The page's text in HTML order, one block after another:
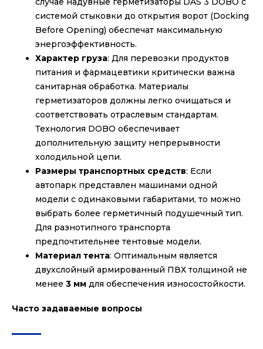
системой стыковки до открытия ворот (Docking
Before Opening) обеспечат максимальную
энергоэффективность.
Характер груза: Для перевозки продуктов
питания и фармацевтики критически важна
санитарная обработка. Материалы
герметизаторов должны легко очищаться и
соответствовать отраслевым стандартам.
Технология DOBO обеспечивает
дополнительную защиту непрерывности
холодильной цепи.
Размеры транспортных средств: Если
автопарк представлен машинами одной
модели с одинаковыми габаритами, то можно
выбрать более герметичный подушечный тип.
Для разнотипного транспорта
предпочтительнее тентовые модели.
Материал тента: Оптимальным является
двухслойный армированный ПВХ толщиной не
менее 3 мм для обеспечения износостойкости.
Часто задаваемые вопросы